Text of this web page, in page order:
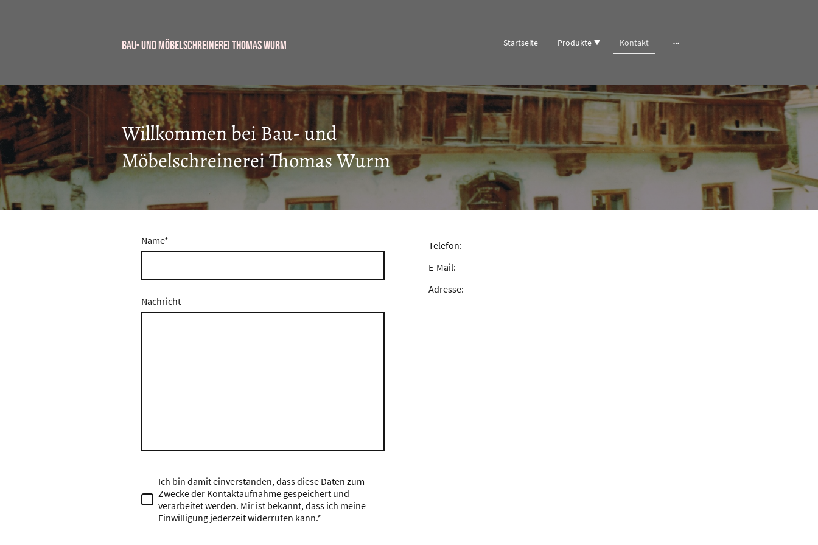
Bau- und Möbelschreinerei Thomas Wurm Startseite Produkte Kontakt
Willkommen bei Bau- und
Möbelschreinerei Thomas Wurm
Name*
Nachricht
Ich bin damit einverstanden, dass diese Daten zum
Zwecke der Kontaktaufnahme gespeichert und
verarbeitet werden. Mir ist bekannt, dass ich meine
Einwilligung jederzeit widerrufen kann.*
Telefon:
E-Mail:
Adresse: